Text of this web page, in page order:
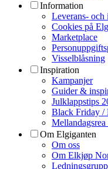
Information
Leverans- och
Cookies på
Marketplace
Visselblåsning
Inspiration
Kampanjer
Guider &
Julklappstips
Black Friday /
Mellandagsrea
Om Elgiganten
Om oss
Om Elkjøp
Ledningsgrupp